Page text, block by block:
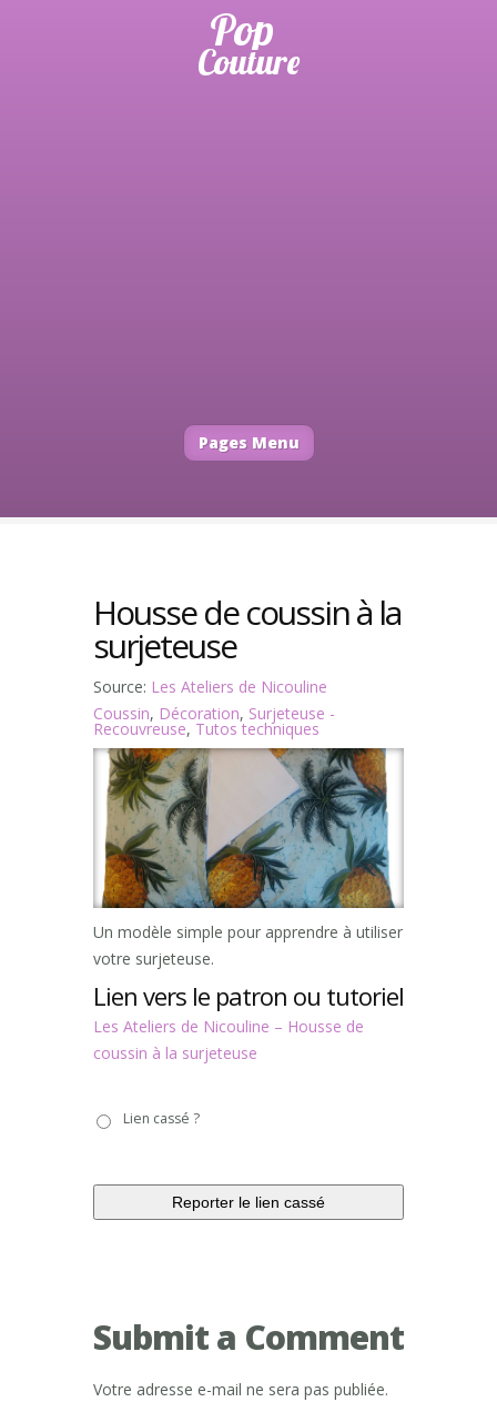
Pages Menu
Housse de coussin à la
surjeteuse
Source: Les Ateliers de Nicouline
Coussin, Décoration, Surjeteuse -
Recouvreuse, Tutos techniques
Un modèle simple pour apprendre à utiliser
votre surjeteuse.
Lien vers le patron ou tutoriel
Les Ateliers de Nicouline – Housse de
coussin à la surjeteuse
casséLien cassé ?
Submit a Comment
Votre adresse e-mail ne sera pas publiée.